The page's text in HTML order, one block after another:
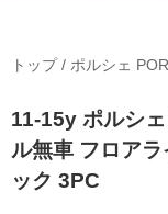
トップ/ ポルシェ
11-15y ポルシ
ル無車 フロア
ック 3PC